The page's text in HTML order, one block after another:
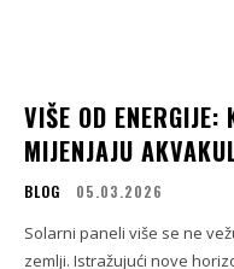
VIŠE OD
MIJENJAJU
BLOG 05.03.2026
Solarni paneli više se ne
zemlji. Istražujući nove